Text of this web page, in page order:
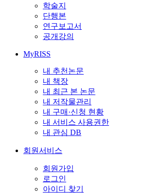
학술지
단행본
연구보고서
공개강의
MyRISS
내 추천논문
내 책장
내 최근 본 논문
내 저작물관리
내 구매·신청 현황
내 서비스 사용권한
내 관심 DB
회원서비스
회원가입
로그인
아이디 찾기